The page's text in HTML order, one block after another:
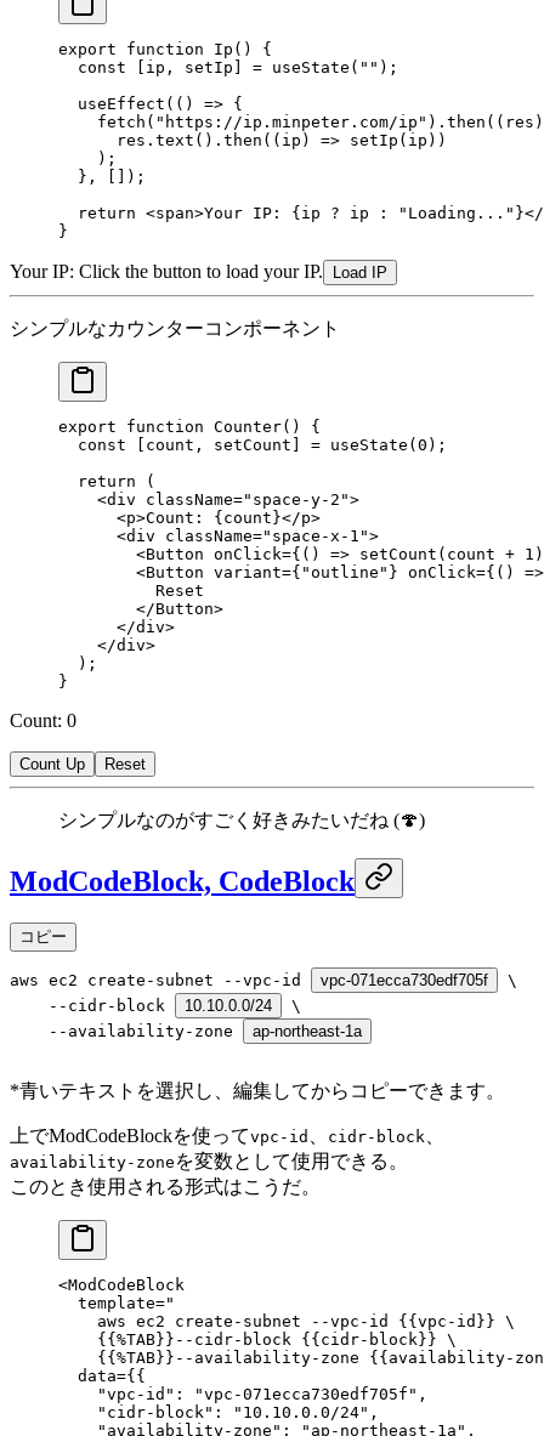
export function Ip () {
  const
ip , setIp = useState ( "" );
  useEffect
(() => {
    fetch
( "https://ip.minpeter.com/ip" ). then (( res
      res.
text (). then (( ip ) => setIp (ip))
    );
  }, []);
  return
<span>Your IP: {ip ? ip : "Loading..." }</
}
Your IP: Click the button to load your IP. Load IP
シンプルなカウンターコンポーネント
export function Counter() {
  const
count , setCount = useState ( 0 );
  return
(
    <
div className="space-y-2">
      <
p>Count: {count}</p>
      <
div className="space-x-1">
        <
Button onClick={() => setCount (count + 1
        <
Button variant={ "outline" } onClick={() =>
          Reset
        </
Button>
      </
div>
    </
div>
  );
}
Count: 0
Count Up Reset
シンプルなのがすごく好きみたいだね (🍄)
ModCodeBlock, CodeBlock
コピー
aws ec2 create-subnet --vpc-id vpc-071ecca730edf705f
--cidr-block
10.10.0.0/24
--availability-zone
ap-northeast-1a
*青いテキストを選択し、編集してからコピーできます。
上でModCodeBlockを使ってvpc-id cidr-block
availability-zone を変数として使用できる。
このとき使用される形式はこうだ。
<ModCodeBlock
  template="
    aws ec2 create-subnet --vpc-id {{vpc-id}} \
    {{%TAB}}--cidr-block {{cidr-block}} \
{{%TAB}}--availability-zone {{availability-
  data={{
    "vpc-id": "vpc-071ecca730edf705f",
    "cidr-block": "10.10.0.0/24",
    "availability-zone": "ap-northeast-1a",